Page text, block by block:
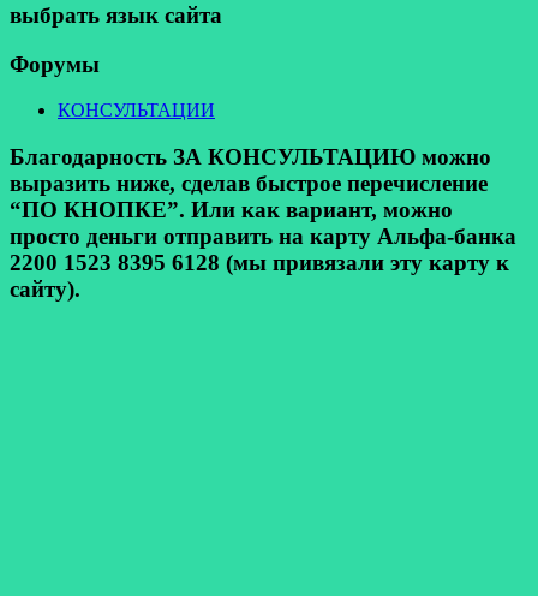
выбрать язык сайта
Форумы
КОНСУЛЬТАЦИИ
Благодарность ЗА КОНСУЛЬТАЦИЮ можно
выразить ниже, сделав быстрое перечисление
“ПО КНОПКЕ”. Или как вариант, можно
просто деньги отправить на карту Альфа-банка
2200 1523 8395 6128 (мы привязали эту карту к
сайту).